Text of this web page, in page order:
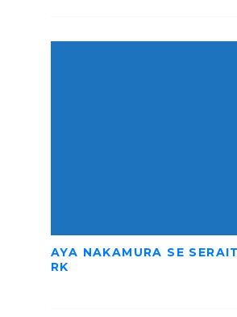
AYA NAKAMURA SE
RK